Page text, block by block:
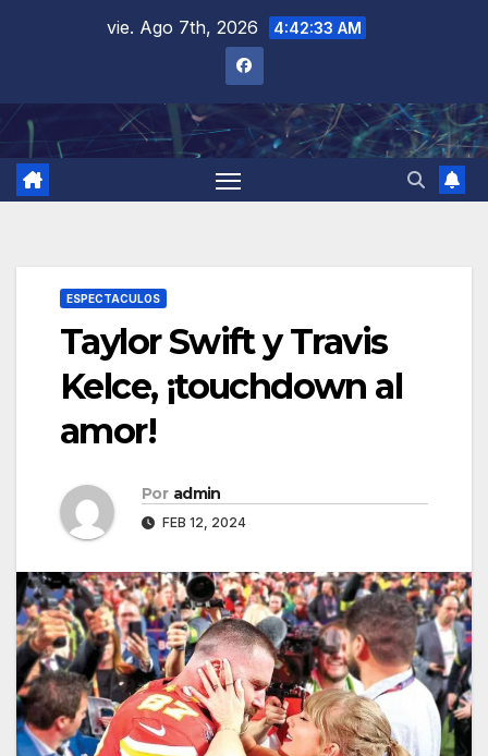
vie. Ago 7th, 2026 4:42:34 AM
ESPECTACULOS
Taylor Swift y Travis
Kelce, ¡touchdown al
amor!
Por admin
FEB 12, 2024